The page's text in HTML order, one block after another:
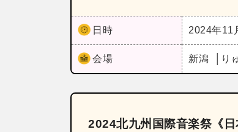
日時 2024年11
会場 新潟 り
2024北九州国際音楽祭《